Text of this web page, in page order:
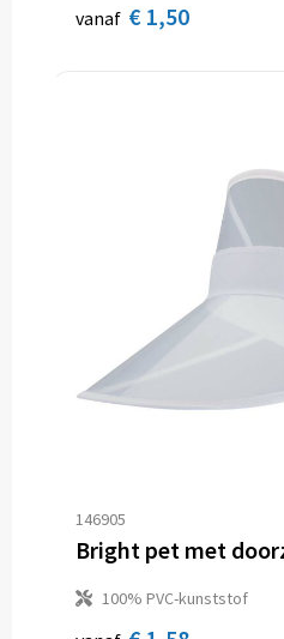
vanaf € 1,50
146905
Bright pet met
100% PVC-kunststof